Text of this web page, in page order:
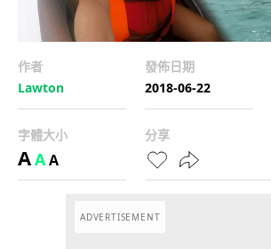
作者
Lawton
發佈日期
2018-06-22
字體大小
AAA
分享
ADVERTISEMENT